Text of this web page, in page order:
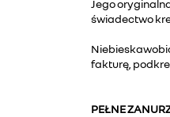
Jego
świadectwo
fakturę,
PEŁNE